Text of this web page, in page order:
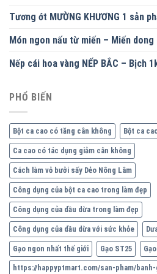
Tương ớt MƯỜNG KHƯƠNG 1 sản
Món ngon nấu từ miến – Miến dong
Nếp cái hoa vàng NẾP BẮC – Bịch
PHỔ BIẾN
Bột ca cao có tăng cân không Bột ca
Ca cao có tác dụng giảm cân không
Cách làm vỏ bưởi sấy Dẻo Nông Lâm
Công dụng của bột ca cao trong làm đẹp
Công dụng của dầu dừa trong làm đẹp
Công dụng của dầu dừa với sức khỏe
Gạo ngon nhất thế giới Gạo ST25
https://happyptmart.com/san-pham/